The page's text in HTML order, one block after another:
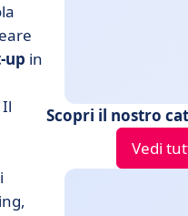
up in
Scopri il nostro
Vedi